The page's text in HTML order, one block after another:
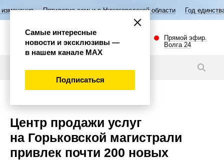
Пятилетие семьи в Нижегородской области Год единства народов
Прямой эфир.
Волга 24
Центр продажи услуг
на Горьковской магистрали
привлек почти 200 новых
Самые интересные
новости и эксклюзивы —
в нашем канале МАХ
Подписаться